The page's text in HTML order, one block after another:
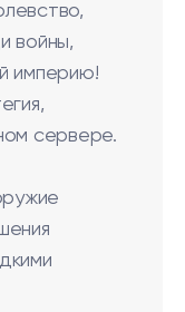
войны,
империю!
сервере.